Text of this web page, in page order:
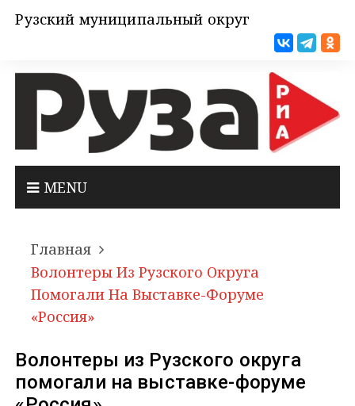
Рузский муниципальный округ
MENU
Главная
Волонтеры Из Рузского Округа
Помогали На Выставке-Форуме
«Россия»
Волонтеры из Рузского округа
помогали на выставке-форуме